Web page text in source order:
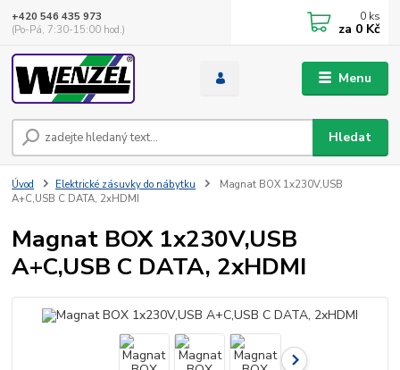
Menu
Hledat
+420 546 435 973
(Po-Pá, 7:30-15:00 hod.)
0 ks
za 0 Kč
Úvod Elektrické zásuvky do nábytku
Magnat BOX 1x230V,USB
A+C,USB C DATA, 2xHDMI
Magnat BOX 1x230V,USB
A+C,USB C DATA, 2xHDMI